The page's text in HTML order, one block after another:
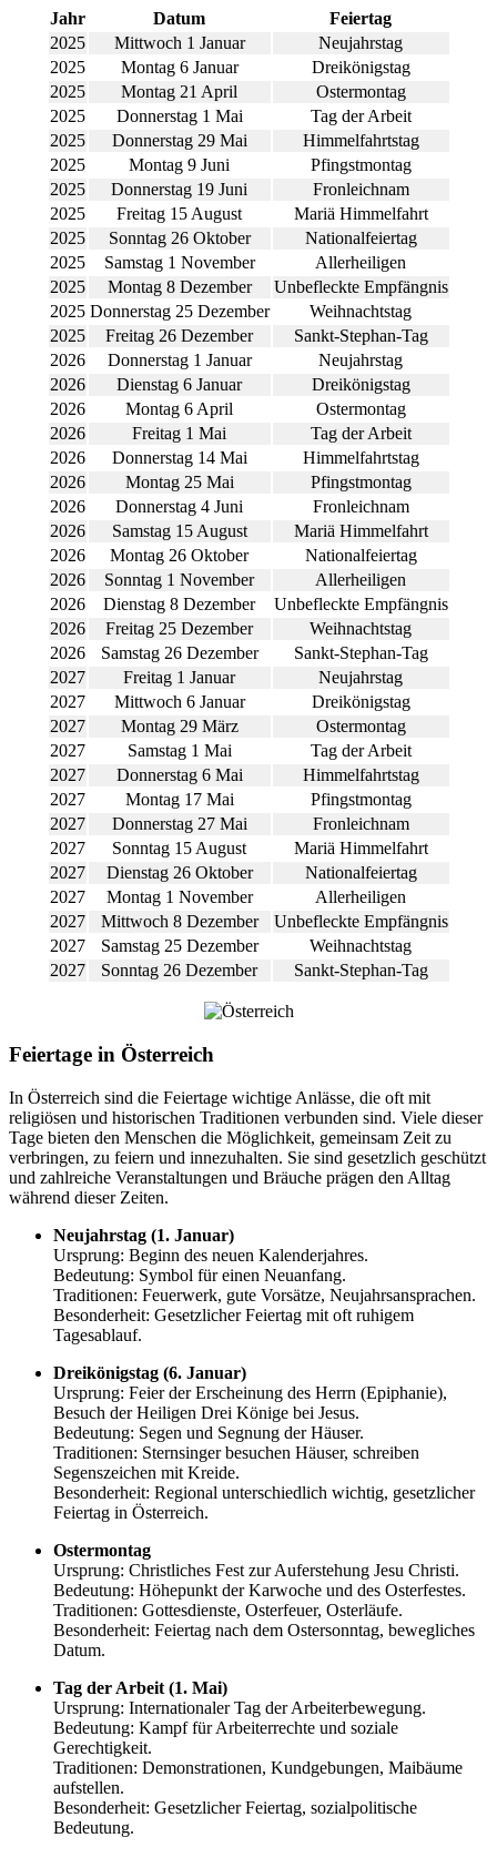
Jahr Datum
Feiertag
2025
Mittwoch 1 Januar
Neujahrstag
2025
Montag 6 Januar
Dreikönigstag
2025
Montag 21 April
Ostermontag
2025
Donnerstag 1 Mai
Tag der Arbeit
2025
Donnerstag 29 Mai
Himmelfahrtstag
2025
Montag 9 Juni
Pfingstmontag
2025
Donnerstag 19 Juni
Fronleichnam
2025
Freitag 15 August
Mariä Himmelfahrt
2025
Sonntag 26 Oktober
Nationalfeiertag
2025
Samstag 1 November
Allerheiligen
2025
Montag 8 Dezember
Unbefleckte Empfängnis
2025 Donnerstag 25 Dezember
Weihnachtstag
2025
Freitag 26 Dezember
Sankt-Stephan-Tag
2026
Donnerstag 1 Januar
Neujahrstag
2026
Dienstag 6 Januar
Dreikönigstag
2026
Montag 6 April
Ostermontag
2026
Freitag 1 Mai
Tag der Arbeit
2026
Donnerstag 14 Mai
Himmelfahrtstag
2026
Montag 25 Mai
Pfingstmontag
2026
Donnerstag 4 Juni
Fronleichnam
2026
Samstag 15 August
Mariä Himmelfahrt
2026
Montag 26 Oktober
Nationalfeiertag
2026
Sonntag 1 November
Allerheiligen
2026
Dienstag 8 Dezember
Unbefleckte Empfängnis
2026
Freitag 25 Dezember
Weihnachtstag
2026
Samstag 26 Dezember
Sankt-Stephan-Tag
2027
Freitag 1 Januar
Neujahrstag
2027
Mittwoch 6 Januar
Dreikönigstag
2027
Montag 29 März
Ostermontag
2027
Samstag 1 Mai
Tag der Arbeit
2027
Donnerstag 6 Mai
Himmelfahrtstag
2027
Montag 17 Mai
Pfingstmontag
2027
Donnerstag 27 Mai
Fronleichnam
2027
Sonntag 15 August
Mariä Himmelfahrt
2027
Dienstag 26 Oktober
Nationalfeiertag
2027
Montag 1 November
Allerheiligen
2027
Mittwoch 8 Dezember
Unbefleckte Empfängnis
2027
Samstag 25 Dezember
Weihnachtstag
2027
Sonntag 26 Dezember Sankt-Stephan-Tag
Feiertage in Österreich
In Österreich sind die Feiertage wichtige Anlässe, die oft mit
religiösen und historischen Traditionen verbunden sind. Viele dieser
Tage bieten den Menschen die Möglichkeit, gemeinsam Zeit zu
verbringen, zu feiern und innezuhalten. Sie sind gesetzlich geschützt
und zahlreiche Veranstaltungen und Bräuche prägen den Alltag
während dieser Zeiten.
Neujahrstag (1. Januar)
Ursprung: Beginn des neuen Kalenderjahres.
Bedeutung: Symbol für einen Neuanfang.
Traditionen: Feuerwerk, gute Vorsätze, Neujahrsansprachen.
Besonderheit: Gesetzlicher Feiertag mit oft ruhigem
Tagesablauf.
Dreikönigstag (6. Januar)
Ursprung: Feier der Erscheinung des Herrn (Epiphanie),
Besuch der Heiligen Drei Könige bei Jesus.
Bedeutung: Segen und Segnung der Häuser.
Traditionen: Sternsinger besuchen Häuser, schreiben
Segenszeichen mit Kreide.
Besonderheit: Regional unterschiedlich wichtig, gesetzlicher
Feiertag in Österreich.
Ostermontag
Ursprung: Christliches Fest zur Auferstehung Jesu Christi.
Bedeutung: Höhepunkt der Karwoche und des Osterfestes.
Traditionen: Gottesdienste, Osterfeuer, Osterläufe.
Besonderheit: Feiertag nach dem Ostersonntag, bewegliches
Datum.
Tag der Arbeit (1. Mai)
Ursprung: Internationaler Tag der Arbeiterbewegung.
Bedeutung: Kampf für Arbeiterrechte und soziale
Gerechtigkeit.
Traditionen: Demonstrationen, Kundgebungen, Maibäume
aufstellen.
Besonderheit: Gesetzlicher Feiertag, sozialpolitische
Bedeutung.